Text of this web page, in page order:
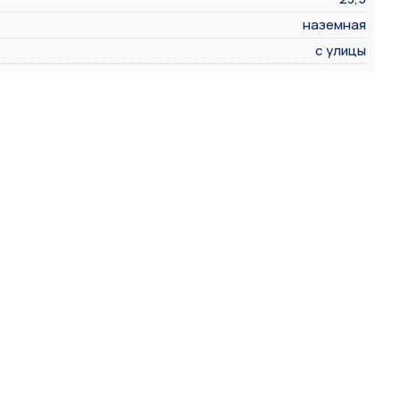
наземная
с улицы